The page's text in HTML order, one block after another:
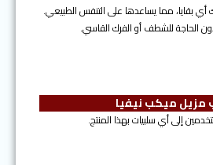
أي بقايا، مما يساعدها على التنفس الطبيعي.
الحاجة للشطف أو الفرك القاسي.
مزيل ميكب نيفيا
إلى أي سلبيات بهذا المنتج.